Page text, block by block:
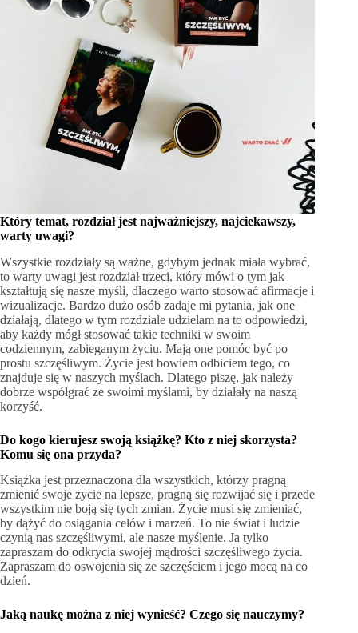
Który temat, rozdział jest najważniejszy, najciekawszy,
warty uwagi?
Wszystkie rozdziały są ważne, gdybym jednak miała wybrać,
to warty uwagi jest rozdział trzeci, który mówi o tym jak
kształtują się nasze myśli, dlaczego warto stosować afirmacje i
wizualizacje. Bardzo dużo osób zadaje mi pytania, jak one
działają, dlatego w tym rozdziale udzielam na to odpowiedzi,
aby każdy mógł stosować takie techniki w swoim
codziennym, zabieganym życiu. Mają one pomóc być po
prostu szczęśliwym. Życie jest bowiem odbiciem tego, co
znajduje się w naszych myślach. Dlatego piszę, jak należy
dobrze współgrać ze swoimi myślami, by działały na naszą
korzyść.
Do kogo kierujesz swoją książkę? Kto z niej skorzysta?
Komu się ona przyda?
Książka jest przeznaczona dla wszystkich, którzy pragną
zmienić swoje życie na lepsze, pragną się rozwijać się i przede
wszystkim nie boją się tych zmian. Życie musi się zmieniać,
by dążyć do osiągania celów i marzeń. To nie świat i ludzie
czynią nas szczęśliwymi, ale nasze myślenie. Ja tylko
zapraszam do odkrycia swojej mądrości szczęśliwego życia.
Zapraszam do oswojenia się ze szczęściem i jego mocą na co
dzień.
Jaką naukę można z niej wynieść? Czego się nauczymy?